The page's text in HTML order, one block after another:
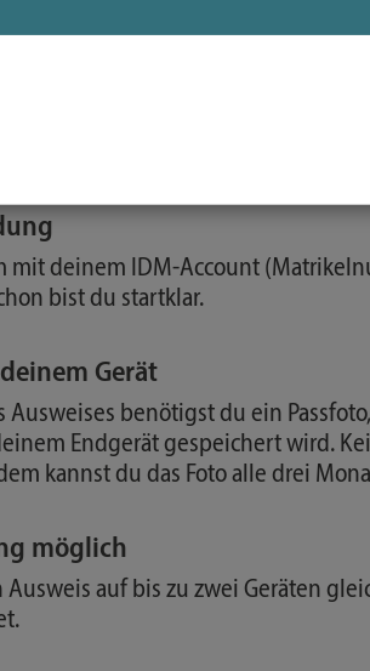
hast du alle
Infos im Überblick:
mit deinem IDM-Account
bist du startklar.
Gerät
Ausweises benötigst du ein
Endgerät gespeichert wird.
kannst du das Foto alle drei
möglich
auf bis zu zwei Geräten